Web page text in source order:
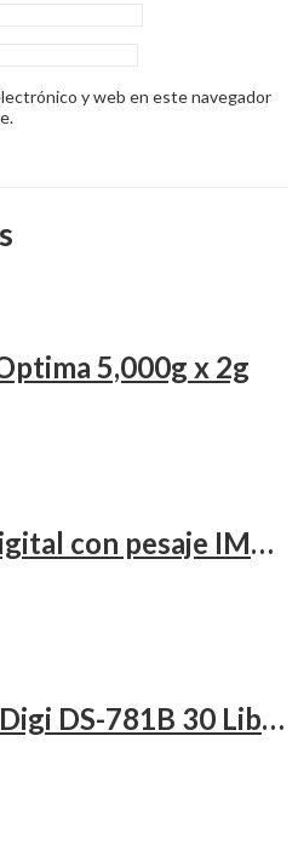
y web en este navegador
5,000g x 2g
báscula de baño digital con pesaje IMC 400 Lbs Bluetooth
Balanza de banco Digi DS-781B 30 Libras